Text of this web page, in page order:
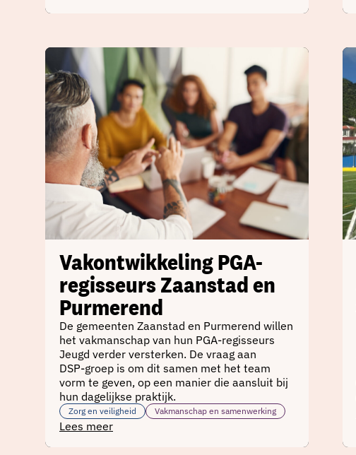
Vakontwikkeling PGA-
regisseurs Zaanstad en
Purmerend
De gemeenten Zaanstad en Purmerend willen
het vakmanschap van hun PGA-regisseurs
Jeugd verder versterken. De vraag aan
DSP‑groep is om dit samen met het team
vorm te geven, op een manier die aansluit bij
hun dagelijkse praktijk.
Zorg en veiligheid Vakmanschap en samenwerking
Lees meer